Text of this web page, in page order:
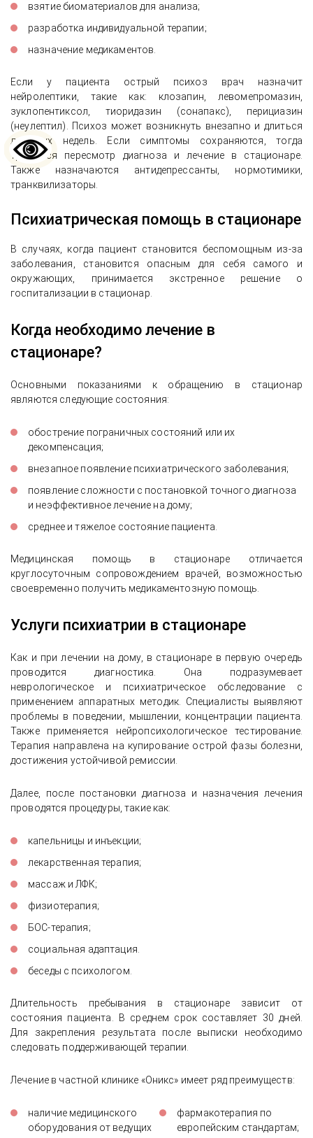
взятие биоматериалов для анализа;
разработка индивидуальной терапии;
назначение медикаментов.
Если у пациента острый психоз врач назначит
нейролептики, такие как: клозапин, левомепромазин,
зуклопентиксол, тиоридазин (сонапакс), перициазин
(неулептил). Психоз может возникнуть внезапно и длиться
до двух недель. Если симптомы сохраняются, тогда
требуется пересмотр диагноза и лечение в стационаре.
Также назначаются антидепрессанты, нормотимики,
транквилизаторы.
Психиатрическая помощь в стационаре
В случаях, когда пациент становится беспомощным из-за
заболевания, становится опасным для себя самого и
окружающих, принимается экстренное решение о
госпитализации в стационар.
Когда необходимо лечение в
стационаре?
Основными показаниями к обращению в стационар
являются следующие состояния:
обострение пограничных состояний или их
декомпенсация;
внезапное появление психиатрического заболевания;
появление сложности с постановкой точного диагноза
и неэффективное лечение на дому;
среднее и тяжелое состояние пациента.
Медицинская помощь в стационаре отличается
круглосуточным сопровождением врачей, возможностью
своевременно получить медикаментозную помощь.
Услуги психиатрии в стационаре
Как и при лечении на дому, в стационаре в первую очередь
проводится диагностика. Она подразумевает
неврологическое и психиатрическое обследование с
применением аппаратных методик. Специалисты выявляют
проблемы в поведении, мышлении, концентрации пациента.
Также применяется нейропсихологическое тестирование.
Терапия направлена на купирование острой фазы болезни,
достижения устойчивой ремиссии.
Далее, после постановки диагноза и назначения лечения
проводятся процедуры, такие как:
капельницы и инъекции;
лекарственная терапия;
массаж и ЛФК;
физиотерапия;
БОС-терапия;
социальная адаптация.
беседы с психологом.
Длительность пребывания в стационаре зависит от
состояния пациента. В среднем срок составляет 30 дней.
Для закрепления результата после выписки необходимо
следовать поддерживающей терапии.
Лечение в частной клинике «Оникс» имеет ряд преимуществ:
наличие медицинского
оборудования от ведущих
фармакотерапия по
европейским стандартам;